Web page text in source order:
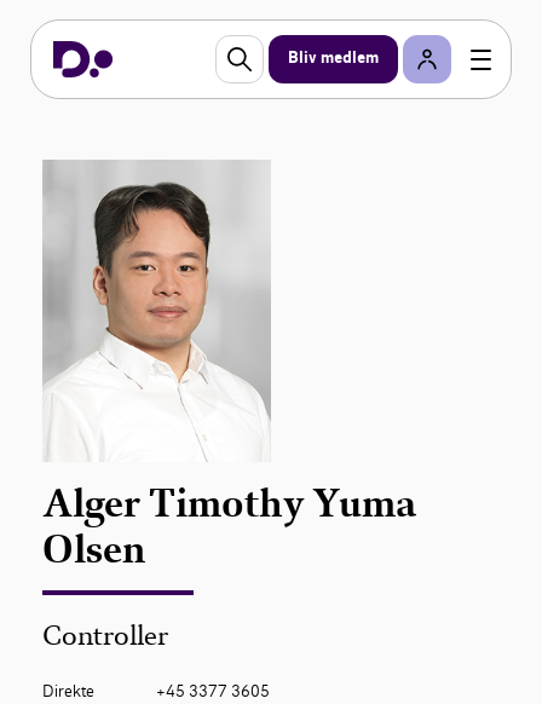
Bliv medlem
Alger Timothy Yuma
Olsen
Controller
Direkte
+45 3377 3605